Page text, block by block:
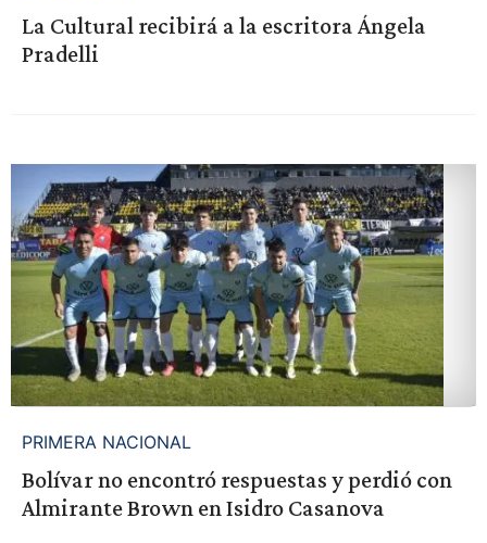
La Cultural recibirá a la escritora Ángela
Pradelli
PRIMERA NACIONAL
Bolívar no encontró respuestas y perdió con
Almirante Brown en Isidro Casanova